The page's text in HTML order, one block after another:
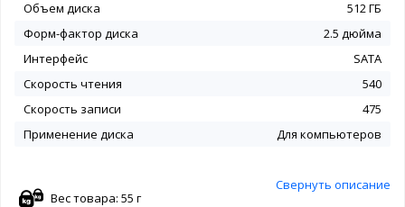
Объем диска
512 ГБ
Форм-фактор диска
2.5 дюйма
Интерфейс
SATA
Скорость чтения
540
Скорость записи
475
Применение диска
Для компьютеров
Свернуть описание
Вес товара: 55 г